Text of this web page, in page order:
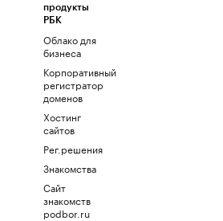
продукты
РБК
Облако для
бизнеса
Корпоративный
регистратор
доменов
Хостинг
сайтов
Рег.решения
Знакомства
Сайт
знакомств
podbor.ru